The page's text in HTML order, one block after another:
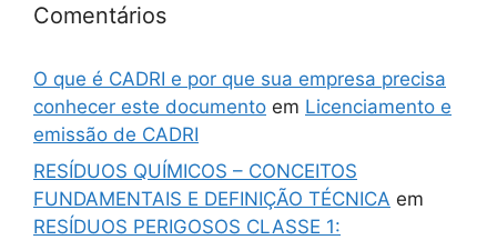
Comentários
O que é CADRI e por que sua empresa precisa
conhecer este documento em Licenciamento e
emissão de CADRI
RESÍDUOS QUÍMICOS – CONCEITOS
FUNDAMENTAIS E DEFINIÇÃO TÉCNICA em
RESÍDUOS PERIGOSOS CLASSE 1: